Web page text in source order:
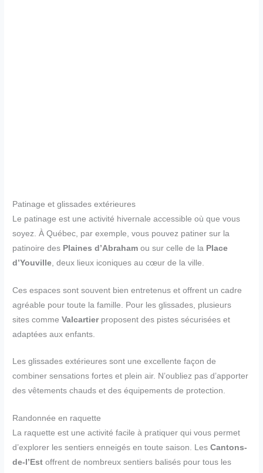
Patinage et glissades extérieures
Le patinage est une activité hivernale accessible où que vous
soyez. À Québec, par exemple, vous pouvez patiner sur la
patinoire des Plaines d’Abraham ou sur celle de la Place
d’Youville , deux lieux iconiques au cœur de la ville.
Ces espaces sont souvent bien entretenus et offrent un cadre
agréable pour toute la famille. Pour les glissades, plusieurs
sites commeValcartierproposent des pistes sécurisées et
adaptées aux enfants.
Les glissades extérieures sont une excellente façon de
combiner sensations fortes et plein air. N’oubliez pas d’apporter
des vêtements chauds et des équipements de protection.
Randonnée en raquette
La raquette est une activité facile à pratiquer qui vous permet
d’explorer les sentiers enneigés en toute saison. LesCantons-
de-l’Est offrent de nombreux sentiers balisés pour tous les